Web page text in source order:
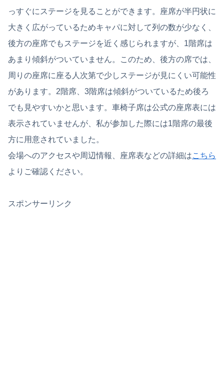
っすぐにステージを見ることができます。座席が半円状に
大きく広がっているためキャパに対して列の数が少なく、
後方の座席でもステージを近く感じられますが、1階席は
あまり傾斜がついていません。このため、後方の席では、
周りの座席に座る人次第で少しステージが見にくい可能性
があります。2階席、3階席は傾斜がついているため後ろ
でも見やすいかと思います。車椅子席は公式の座席表には
表示されていませんが、私が参加した際には1階席の最後
方に用意されていました。
会場へのアクセスや周辺情報、座席表などの詳細はこちら
よりご確認ください。
スポンサーリンク